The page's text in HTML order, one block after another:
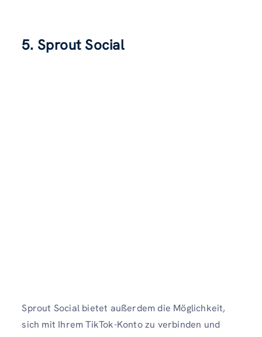
5. Sprout Social
Sprout Social bietet außerdem die Möglichkeit,
sich mit Ihrem TikTok-Konto zu verbinden und